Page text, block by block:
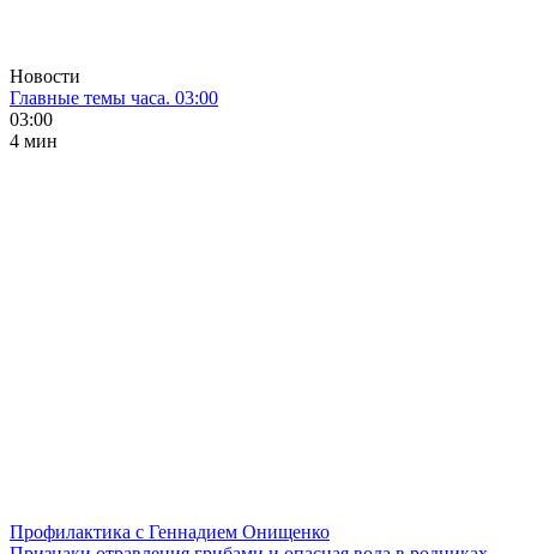
Новости
Главные темы часа. 03:00
03:00
4 мин
Профилактика с Геннадием Онищенко